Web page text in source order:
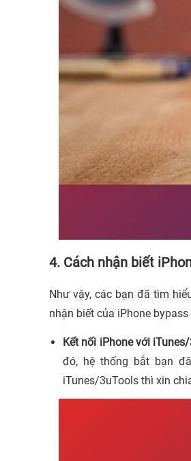
4. Cách nhận biết
Như vậy, các bạn đã tìm
nhận biết của iPhone
Kết nối iPhone với
đó, hệ thống bắt bạn
iTunes/3uTools thì xin